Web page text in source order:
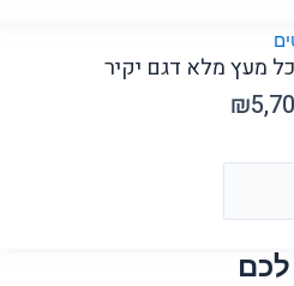
מעץ מלא דגם יקיר
₪